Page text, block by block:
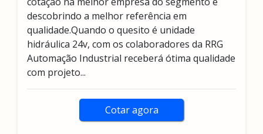
descobrindo a melhor referência em
qualidade.Quando o quesito é unidade
hidráulica 24v, com os colaboradores da RRG
Automação Industrial receberá ótima qualidade
com projeto...
Cotar agora